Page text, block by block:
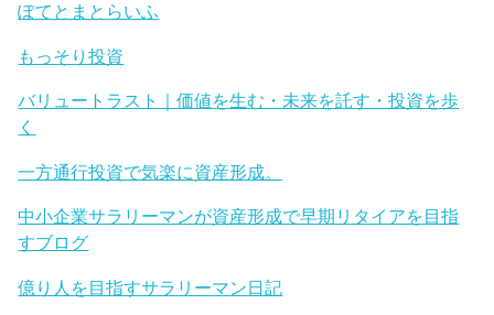
ぽてとまとらいふ
もっそり投資
バリュートラスト｜価値を生む・未来を託す・投資を歩
く
一方通行投資で気楽に資産形成。
中小企業サラリーマンが資産形成で早期リタイアを目指
すブログ
億り人を目指すサラリーマン日記